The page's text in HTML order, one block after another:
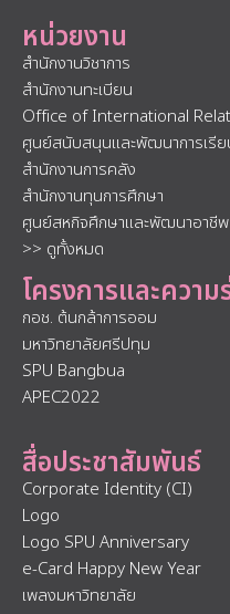
หน่วยงาน
สำนักงานวิชาการ
สำนักงานทะเบียน
Office of International
ศูนย์สนับสนุนและพัฒนาการเรี
สำนักงานการคลัง
สำนักงานทุนการศึกษา
ศูนย์สหกิจศึกษาและพัฒนาอาชีพ
>> ดูทั้งหมด
โครงการและควา
กอช. ต้นกล้าการออม
มหาวิทยาลัยศรีปทุม
SPU Bangbua
APEC2022
สื่อประชาสัมพันธ์
Corporate Identity (CI)
Logo
Logo SPU Anniversary
e-Card Happy New Year
เพลงมหาวิทยาลัย